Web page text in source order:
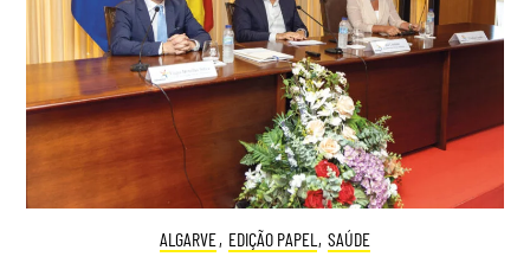
ALGARVE, EDIÇÃO PAPEL , SAÚDE